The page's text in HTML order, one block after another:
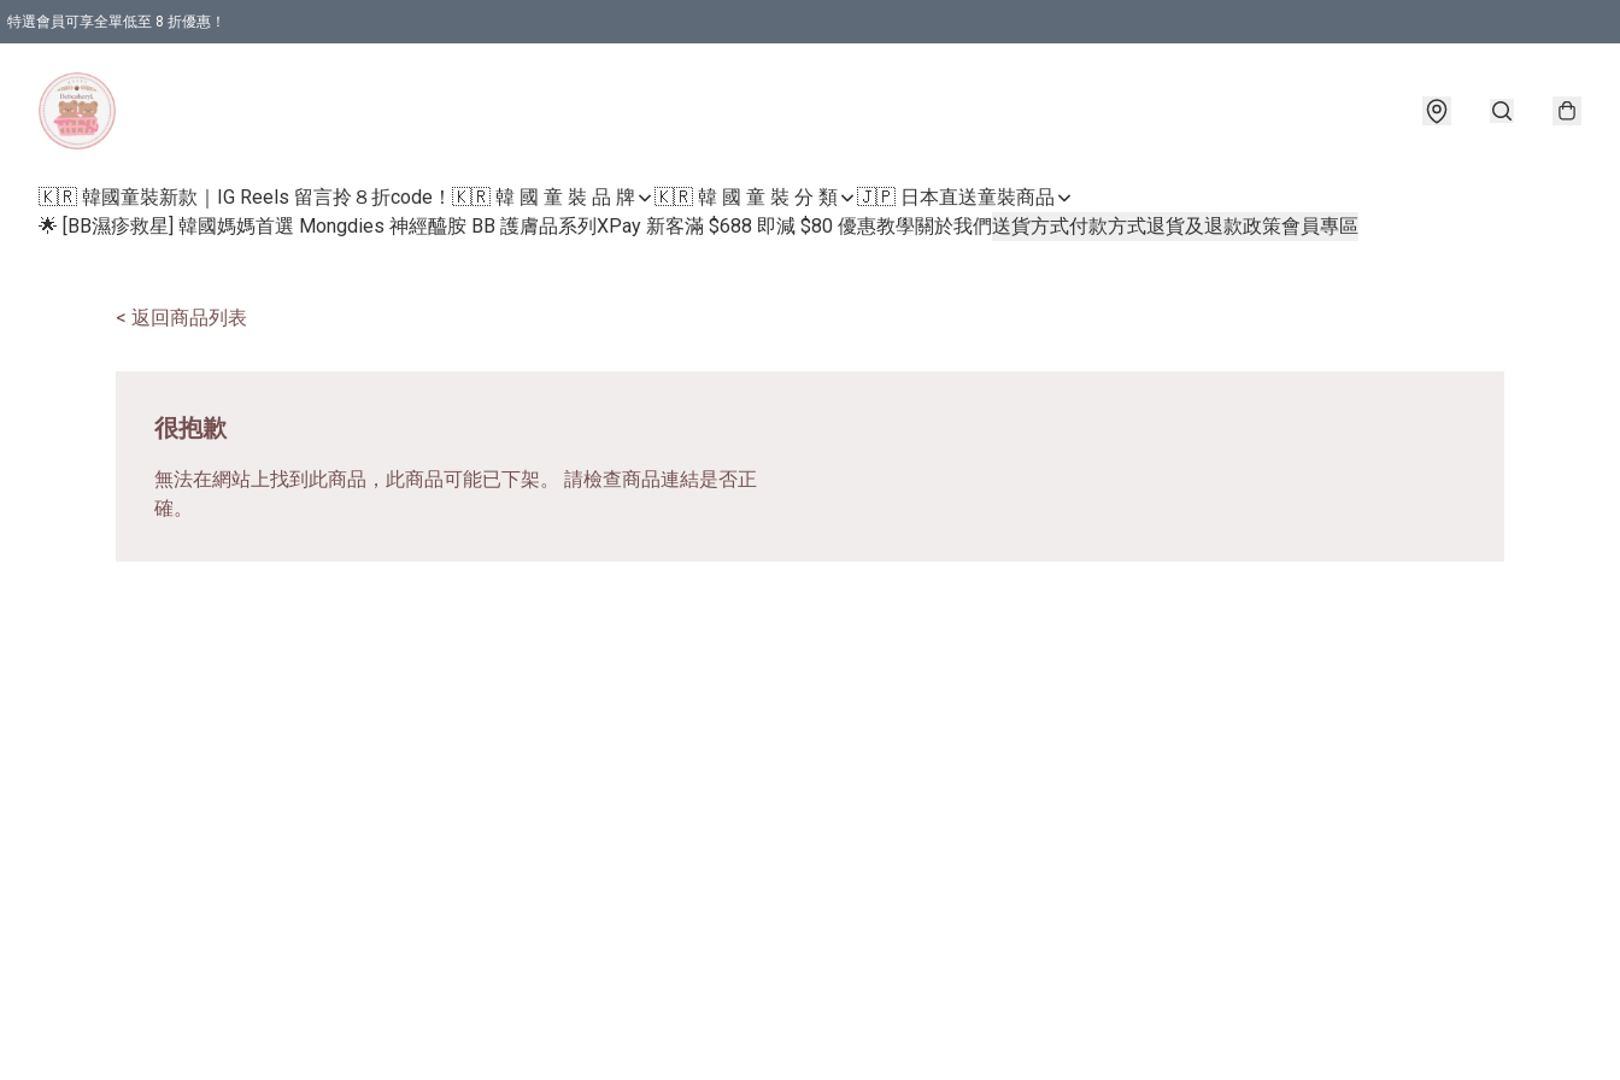
特選會員可享全單低至 8 折優惠！
🇰🇷 韓國童裝新款｜IG Reels 留言拎８折code！ 🇰🇷 韓 國 童 裝 品 牌 🇰🇷 韓 國 童 裝 分 類 🇯🇵 日本直送童裝商品
🌟 [BB濕疹救星] 韓國媽媽首選 Mongdies 神經醯胺 BB 護膚品系列XPay 新客滿 $688 即減 $80 優惠教學關於我們送貨方式付款方式退貨及退款政策會員專區
< 返回商品列表
很抱歉
無法在網站上找到此商品，此商品可能已下架。 請檢查商品連結是否正
確。